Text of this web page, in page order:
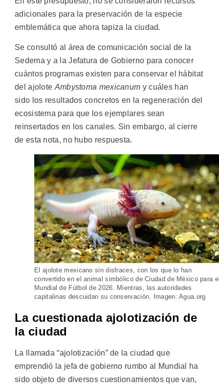
adicionales para la preservación de la especie
emblemática que ahora tapiza la ciudad.
Se consultó al área de comunicación social de la
Sedema y a la Jefatura de Gobierno para conocer
cuántos programas existen para conservar el hábitat
del ajolote Ambystoma mexicanum y cuáles han
sido los resultados concretos en la regeneración del
ecosistema para que los ejemplares sean
reinsertados en los canales. Sin embargo, al cierre
de esta nota, no hubo respuesta.
El ajolote mexicano sin disfraces, con los que lo han
convertido en el animal simbólico de Ciudad de México para
Mundial de Fútbol de 2026. Mientras, las autoridades
capitalinas descuidan su conservación. Imagen: Agua.org
La cuestionada ajolotización de
la ciudad
La llamada “ajolotización” de la ciudad que
emprendió la jefa de gobierno rumbo al Mundial ha
sido objeto de diversos cuestionamientos que van,